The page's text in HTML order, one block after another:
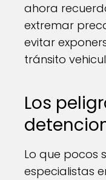
ahora
extremar
evitar
tránsito
Los
Lo que pocos
especialistas